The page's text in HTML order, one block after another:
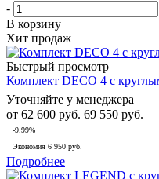
-
В корзину
Хит продаж
Быстрый просмотр
Комплект DECO 4 с
Уточняйте у менеджера
от 62 600 руб. 69 550 руб.
-9.99%
Экономия 6 950 руб.
Подробнее